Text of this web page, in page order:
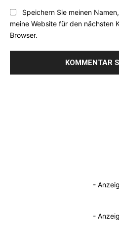
-
-
Speichern Sie meinen
meine Website für den nächsten
Browser.